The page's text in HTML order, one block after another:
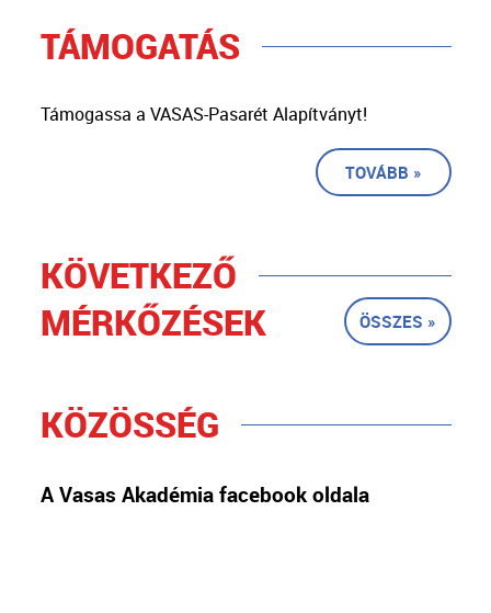
TÁMOGATÁS
Támogassa a VASAS-Pasarét Alapítványt!
TOVÁBB »
KÖVETKEZŐ
MÉRKŐZÉSEK
ÖSSZES »
KÖZÖSSÉG
A Vasas Akadémia facebook oldala